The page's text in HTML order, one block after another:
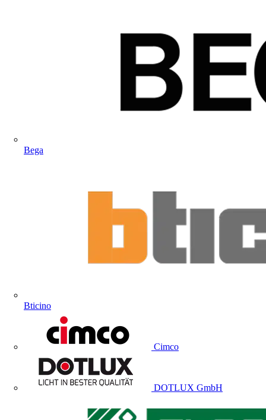
Bega
Bticino
Cimco
DOTLUX GmbH